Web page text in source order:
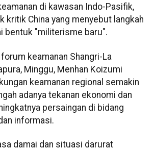
di kawasan Indo-Pasifik,
kritik China yang menyebut langkah
bentuk "militerisme baru".
keamanan Shangri-La
Minggu, Menhan Koizumi
keamanan regional semakin
adanya tekanan ekonomi dan
persaingan di bidang
informasi.
damai dan situasi darurat